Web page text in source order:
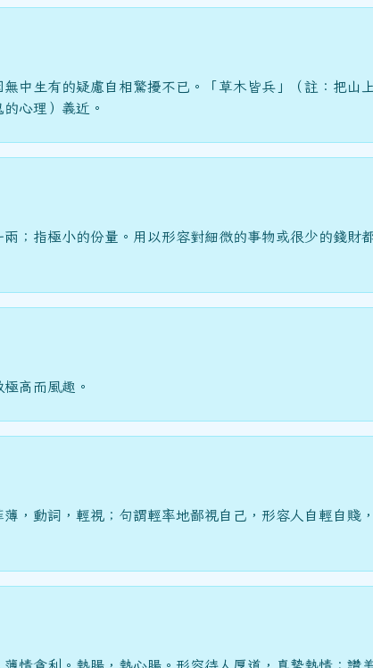
中生有的疑慮自相驚擾不已。「草木皆兵」（註：把山
心理）義近。
；指極小的份量。用以形容對細微的事物或很少的錢財
高而風趣。
，動詞，輕視；句謂輕率地鄙視自己，形容人自輕自賤